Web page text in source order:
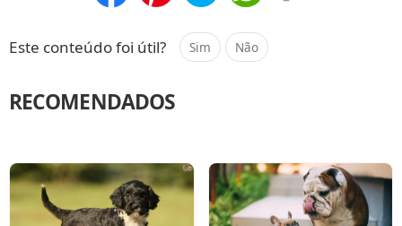
Este conteúdo foi útil? Sim Não
RECOMENDADOS